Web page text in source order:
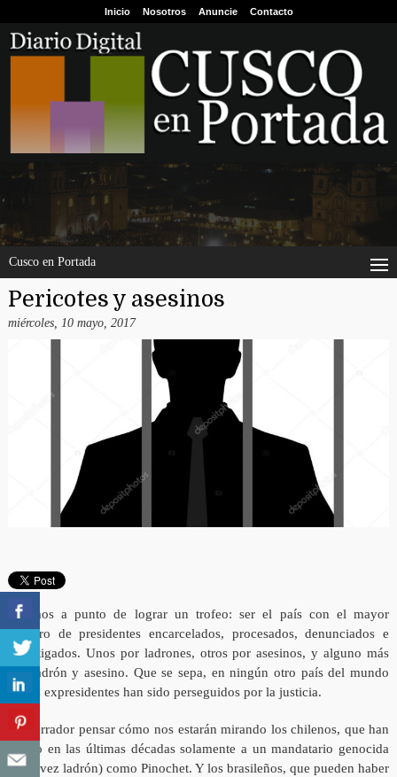
Inicio Nosotros Anuncie Contacto
Cusco en Portada
Pericotes y asesinos
miércoles, 10 mayo, 2017
Estamos a punto de lograr un trofeo: ser el país con el mayor
número de presidentes encarcelados, procesados, denunciados e
investigados. Unos por ladrones, otros por asesinos, y alguno más
por ladrón y asesino. Que se sepa, en ningún otro país del mundo
tantos expresidentes han sido perseguidos por la justicia.
Es aterrador pensar cómo nos estarán mirando los chilenos, que han
tenido en las últimas décadas solamente a un mandatario genocida
(y tal vez ladrón) como Pinochet. Y los brasileños, que pueden haber